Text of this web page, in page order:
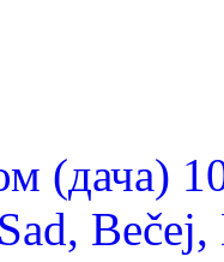
(дача)
Bečej,